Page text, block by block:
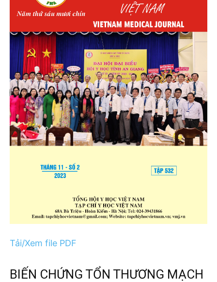
Tải/Xem file PDF
BIẾN CHỨNG TỔN THƯƠNG MẠCH